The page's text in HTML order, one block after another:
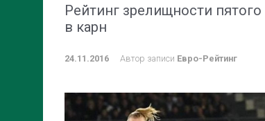
Рейтинг зрелищности
в карн
24.11.2016 Автор записи Евро-Рейтинг